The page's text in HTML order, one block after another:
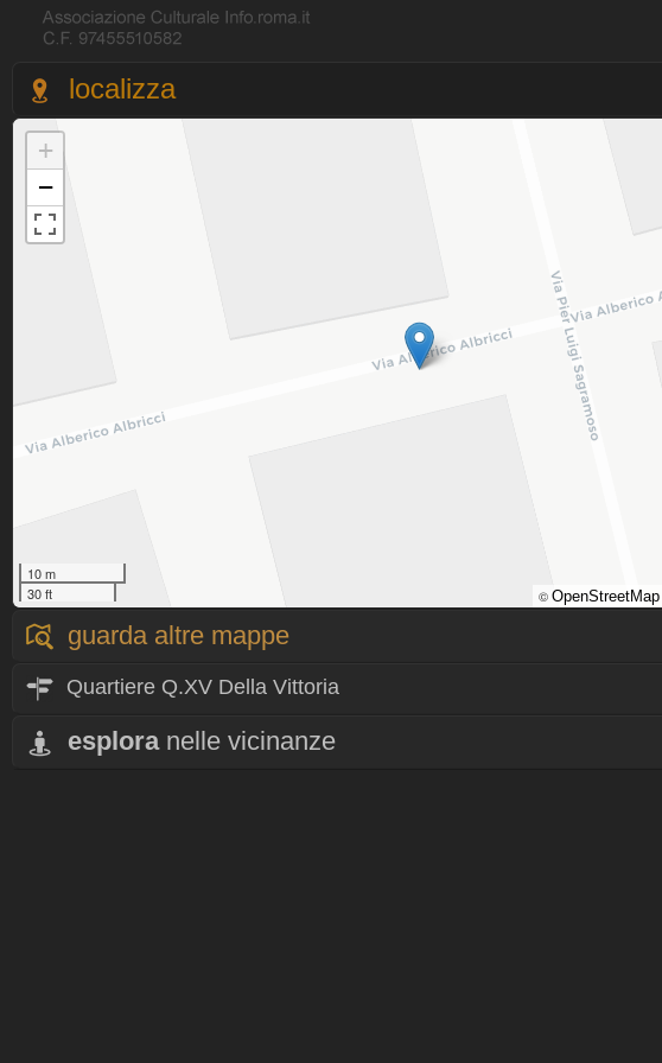
localizza
+
−
10 m
30 ft
© OpenStreetMap
guarda altre mappe
Quartiere Q.XV Della Vittoria
esplora nelle vicinanze